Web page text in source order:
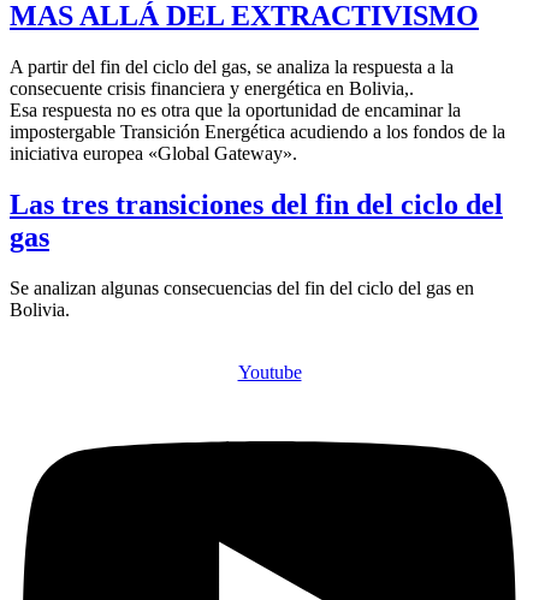
MAS ALLÁ DEL EXTRACTIVISMO
A partir del fin del ciclo del gas, se analiza la respuesta a la
consecuente crisis financiera y energética en Bolivia,.
Esa respuesta no es otra que la oportunidad de encaminar la
impostergable Transición Energética acudiendo a los fondos de la
iniciativa europea «Global Gateway».
Las tres transiciones del fin del ciclo del
gas
Se analizan algunas consecuencias del fin del ciclo del gas en
Bolivia.
Youtube